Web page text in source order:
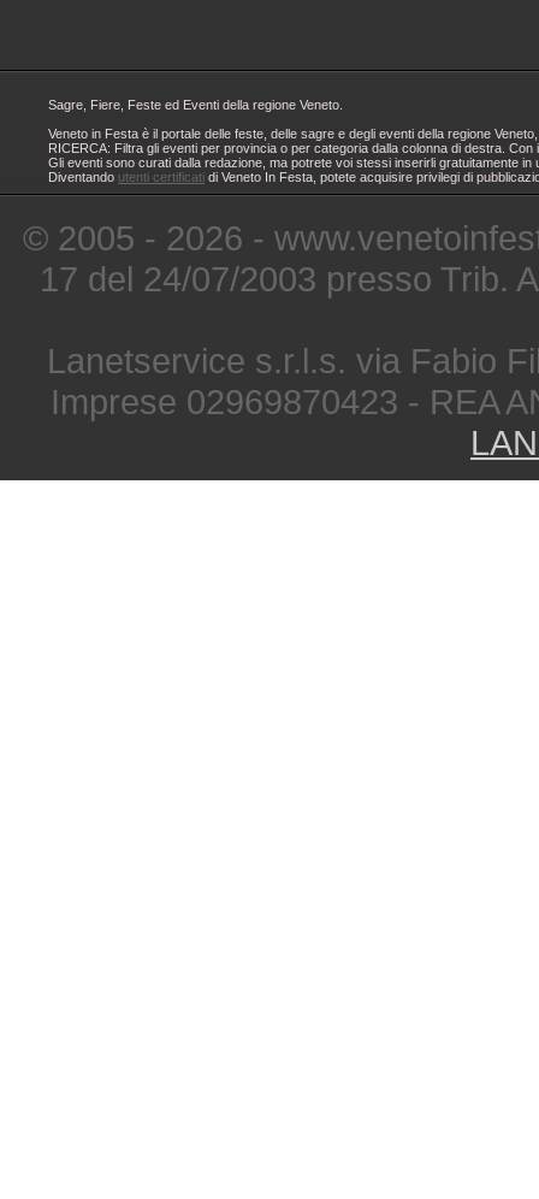
Sagre, Fiere, Feste ed Eventi della regione Veneto.
Veneto in Festa è il portale delle feste, delle sagre e degli eventi della regione
RICERCA: Filtra gli eventi per provincia o per categoria dalla colonna di destra.
Gli eventi sono curati dalla redazione, ma potrete voi stessi inserirli gratuitamente
Diventando utenti certificati di Veneto In Festa, potete acquisire privilegi di
© 2005 - 2026 -
17 del 24/07/2003 presso Trib.
Lanetservice s.r.l.s. via Fabio
Imprese 02969870423 - REA